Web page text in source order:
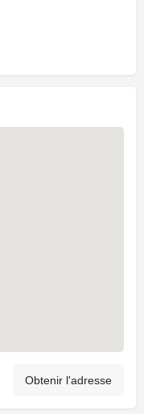
Obtenir l'adresse